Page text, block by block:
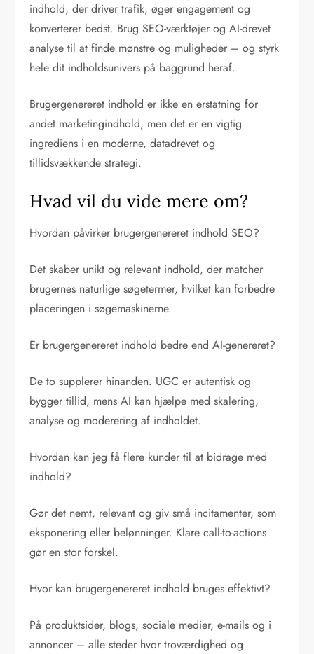
indhold, der driver trafik, øger engagement og
konverterer bedst. Brug SEO-værktøjer og AI-drevet
analyse til at finde mønstre og muligheder – og styrk
hele dit indholdsunivers på baggrund heraf.
Brugergenereret indhold er ikke en erstatning for
andet marketingindhold, men det er en vigtig
ingrediens i en moderne, datadrevet og
tillidsvækkende strategi.
Hvad vil du vide mere om?
Hvordan påvirker brugergenereret indhold SEO?
Det skaber unikt og relevant indhold, der matcher
brugernes naturlige søgetermer, hvilket kan forbedre
placeringen i søgemaskinerne.
Er brugergenereret indhold bedre end AI-genereret?
De to supplerer hinanden. UGC er autentisk og
bygger tillid, mens AI kan hjælpe med skalering,
analyse og moderering af indholdet.
Hvordan kan jeg få flere kunder til at bidrage med
indhold?
Gør det nemt, relevant og giv små incitamenter, som
eksponering eller belønninger. Klare call-to-actions
gør en stor forskel.
Hvor kan brugergenereret indhold bruges effektivt?
På produktsider, blogs, sociale medier, e-mails og i
annoncer – alle steder hvor troværdighed og